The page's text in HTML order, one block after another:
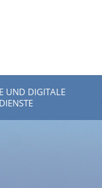
UND DIGITALE
DIENSTE